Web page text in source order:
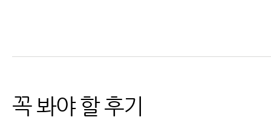
적용 가능
꼭 봐야 할 후기